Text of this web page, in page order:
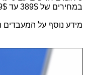
במחירים של 389$ עד 999$ (בארה"ב).
מידע נוסף על